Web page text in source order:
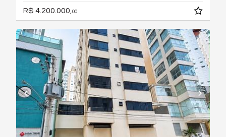
R$ 4.200.000, 00